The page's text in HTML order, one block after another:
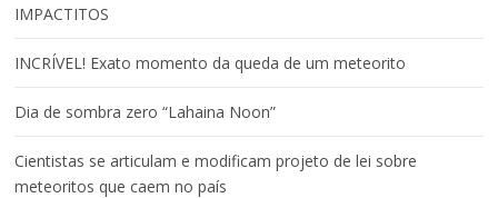
IMPACTITOS
INCRÍVEL! Exato momento da queda de um meteorito
Dia de sombra zero “Lahaina Noon”
Cientistas se articulam e modificam projeto de lei sobre
meteoritos que caem no país